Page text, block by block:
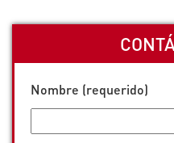
Nombre (requerido)